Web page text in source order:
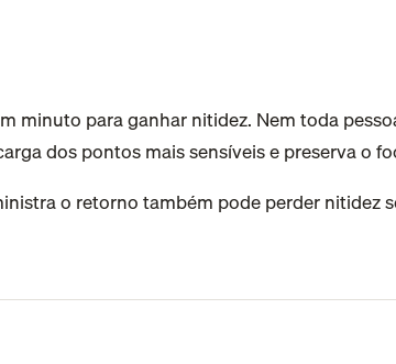
minuto para ganhar nitidez. Nem toda
dos pontos mais sensíveis e preserva o
o retorno também pode perder nitidez